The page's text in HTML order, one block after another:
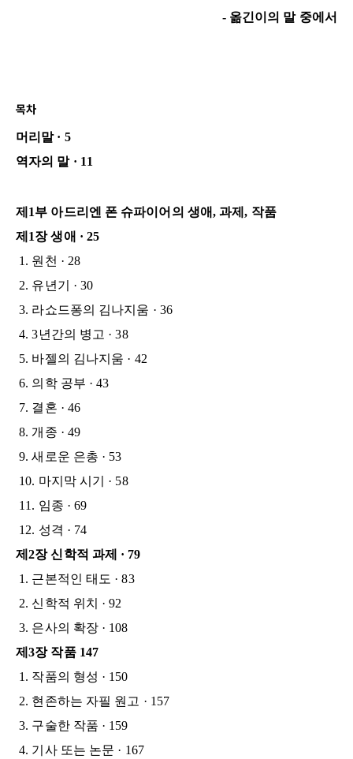
- 옮긴이의 말 중에서
목차
머리말 · 5
역자의 말 · 11
제1부 아드리엔 폰 슈파이어의 생애, 과제, 작품
제1장 생애 · 25
1. 원천 · 28
2. 유년기 · 30
3. 라쇼드퐁의 김나지움 · 36
4. 3년간의 병고 · 38
5. 바젤의 김나지움 · 42
6. 의학 공부 · 43
7. 결혼 · 46
8. 개종 · 49
9. 새로운 은총 · 53
10. 마지막 시기 · 58
11. 임종 · 69
12. 성격 · 74
제2장 신학적 과제 · 79
1. 근본적인 태도 · 83
2. 신학적 위치 · 92
3. 은사의 확장 · 108
제3장 작품 147
1. 작품의 형성 · 150
2. 현존하는 자필 원고 · 157
3. 구술한 작품 · 159
4. 기사 또는 논문 · 167